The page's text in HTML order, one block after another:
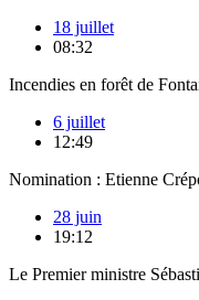
18 juillet
08:32
Incendies en forêt de
6 juillet
12:49
Nomination : Etienne
28 juin
19:12
Le Premier ministre